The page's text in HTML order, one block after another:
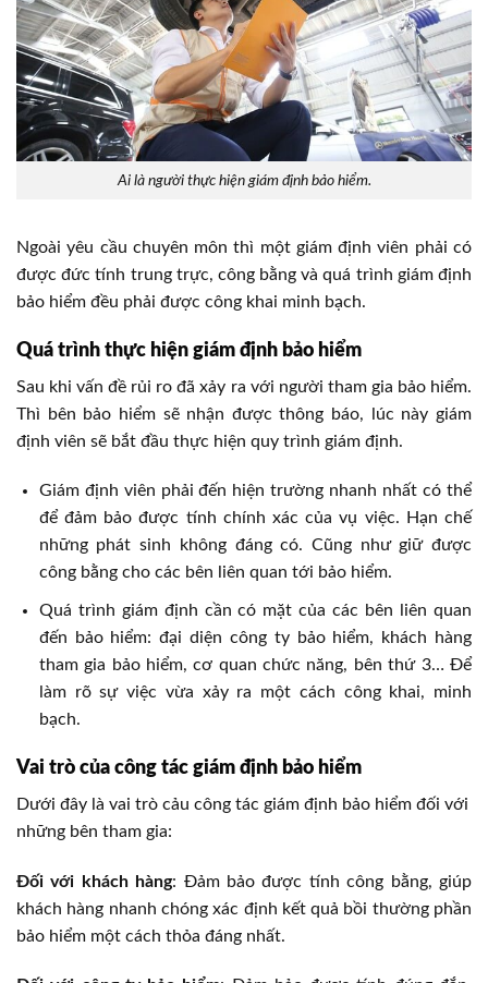
Ai là người thực hiện giám định bảo hiểm.
Ngoài yêu cầu chuyên môn thì một giám định viên phải có
được đức tính trung trực, công bằng và quá trình giám định
bảo hiểm đều phải được công khai minh bạch.
Quá trình thực hiện giám định bảo hiểm
Sau khi vấn đề rủi ro đã xảy ra với người tham gia bảo hiểm.
Thì bên bảo hiểm sẽ nhận được thông báo, lúc này giám
định viên sẽ bắt đầu thực hiện quy trình giám định.
Giám định viên phải đến hiện trường nhanh nhất có thể
để đảm bảo được tính chính xác của vụ việc. Hạn chế
những phát sinh không đáng có. Cũng như giữ được
công bằng cho các bên liên quan tới bảo hiểm.
Quá trình giám định cần có mặt của các bên liên quan
đến bảo hiểm: đại diện công ty bảo hiểm, khách hàng
tham gia bảo hiểm, cơ quan chức năng, bên thứ 3… Để
làm rõ sự việc vừa xảy ra một cách công khai, minh
bạch.
Vai trò của công tác giám định bảo hiểm
Dưới đây là vai trò cảu công tác giám định bảo hiểm đối với
những bên tham gia:
Đối với khách hàng: Đảm bảo được tính công bằng, giúp
khách hàng nhanh chóng xác định kết quả bồi thường phần
bảo hiểm một cách thỏa đáng nhất.